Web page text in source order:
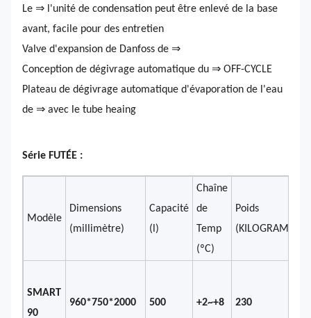
Le ⇒ l'unité de condensation peut être enlevé de la base
avant, facile pour des entretien
Valve d'expansion de Danfoss de ⇒
Conception de dégivrage automatique du ⇒ OFF-CYCLE
Plateau de dégivrage automatique d'évaporation de l'eau
de ⇒ avec le tube heaing
Série FUTÉE :
Modèle
Dimensions
(millimètre)
Capacité
(l)
Chaîne
de
Temp
(ºC)
Poids
SMART
90
960*750*2000 500 +2~+8 230